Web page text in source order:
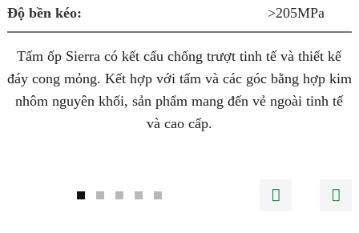
Độ bền kéo: >205MPa
Tấm ốp Sierra có kết cấu chống trượt tinh tế và thiết kế
đáy cong mỏng. Kết hợp với tấm và các góc bằng hợp kim
nhôm nguyên khối, sản phẩm mang đến vẻ ngoài tinh tế
và cao cấp.